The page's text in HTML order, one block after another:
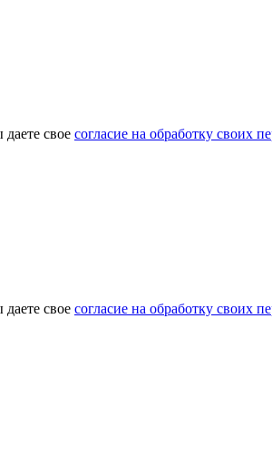
свое согласие на обработку своих
свое согласие на обработку своих